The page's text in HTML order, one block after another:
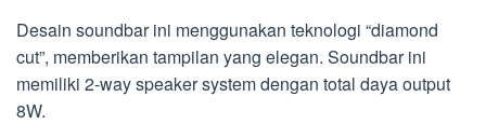
Desain soundbar ini menggunakan teknologi “diamond
cut”, memberikan tampilan yang elegan. Soundbar ini
memiliki 2-way speaker system dengan total daya output
8W.